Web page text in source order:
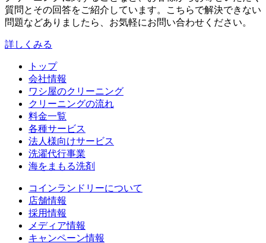
質問とその回答をご紹介しています。こちらで解決できない
問題などありましたら、お気軽にお問い合わせください。
詳しくみる
トップ
会社情報
ワシ屋のクリーニング
クリーニングの流れ
料金一覧
各種サービス
法人様向けサービス
洗濯代行事業
海をまもる洗剤
コインランドリーについて
店舗情報
採用情報
メディア情報
キャンペーン情報